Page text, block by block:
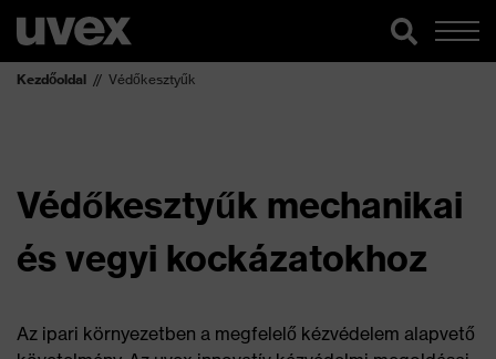
Kezdőoldal Védőkesztyűk
Védőkesztyűk mechanikai
és vegyi kockázatokhoz
Az ipari környezetben a megfelelő kézvédelem alapvető